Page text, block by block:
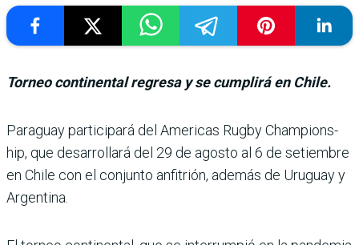
Torneo continental regresa y se cumplirá en Chile.
Paraguay participará del Americas Rugby Champions­
hip, que desarrollará del 29 de agosto al 6 de setiembre
en Chile con el conjunto anfi­trión, además de Uruguay y
Argentina.